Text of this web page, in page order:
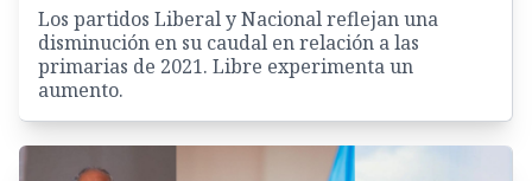
Los partidos Liberal y Nacional reflejan una
disminución en su caudal en relación a las
primarias de 2021. Libre experimenta un
aumento.